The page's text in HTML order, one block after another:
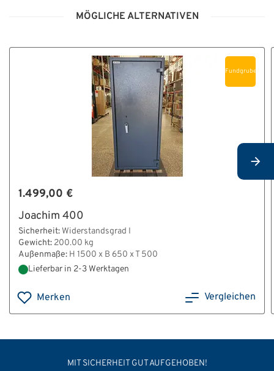
MÖGLICHE ALTERNATIVEN
Fundgrube
1.499,00 €
Joachim 400
Sicherheit: Widerstandsgrad I
Gewicht: 200.00 kg
Außenmaße: H 1500 x B 650 x T 500
Lieferbar in 2-3 Werktagen
Merken Vergleichen
MIT SICHERHEIT GUT AUFGEHOBEN!